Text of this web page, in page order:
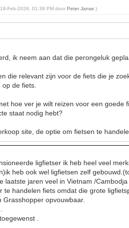
Feb-2026, 01:39 PM doorPeter Janse .)
ik neem aan dat die perongeluk
die relevant zijn voor de fiets die je
de fiets.
hoe ver je wilt reizen voor een goede
staat nodig hebt?
site, de optie om fietsen te
ligfietser ik heb heel veel
heb ook wel ligfietsen zelf
laatste jaren veel in Vietnam /
te handelen fiets omdat die grote
opvouwbaar.
.